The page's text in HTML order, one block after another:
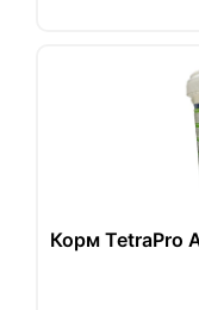
Корм TetraPro